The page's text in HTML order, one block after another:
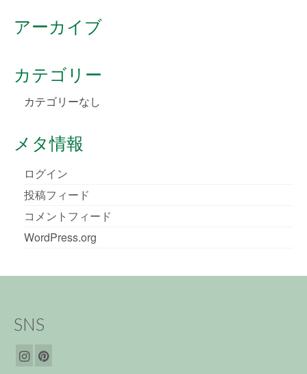
アーカイブ
カテゴリー
カテゴリーなし
メタ情報
ログイン
投稿フィード
コメントフィード
WordPress.org
SNS